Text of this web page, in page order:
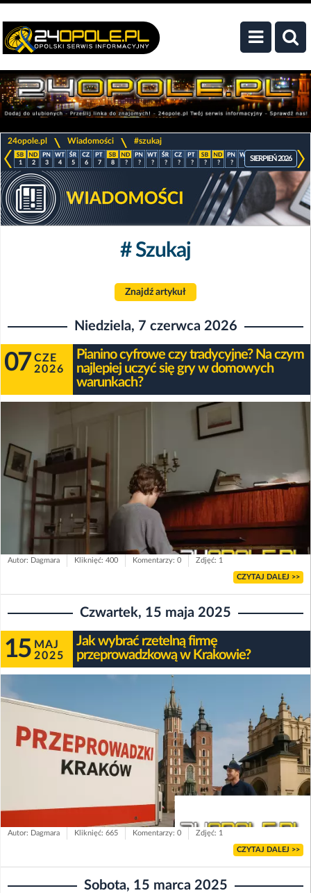
24opole.pl Wiadomości #szukaj
1 2 3 4 5 6 7 8 ? ? ? ? ? ? ? ? ? ? ? ? ?
SIERPIEŃ 2026
# Szukaj
Znajdź artykuł
Niedziela, 7 czerwca 2026
07 CZE
2026
Pianino cyfrowe czy tradycyjne? Na czym
najlepiej uczyć się gry w domowych
warunkach?
Autor: Dagmara Kliknięć: 400 Komentarzy: 0 Zdjęć: 1
CZYTAJ DALEJ >>
Czwartek, 15 maja 2025
15 MAJ
2025
Jak wybrać rzetelną firmę
przeprowadzkową w Krakowie?
Autor: Dagmara Kliknięć: 665 Komentarzy: 0 Zdjęć: 1
CZYTAJ DALEJ >>
Sobota, 15 marca 2025